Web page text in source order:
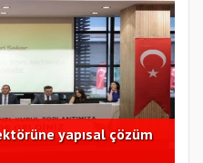
yapısal çözüm